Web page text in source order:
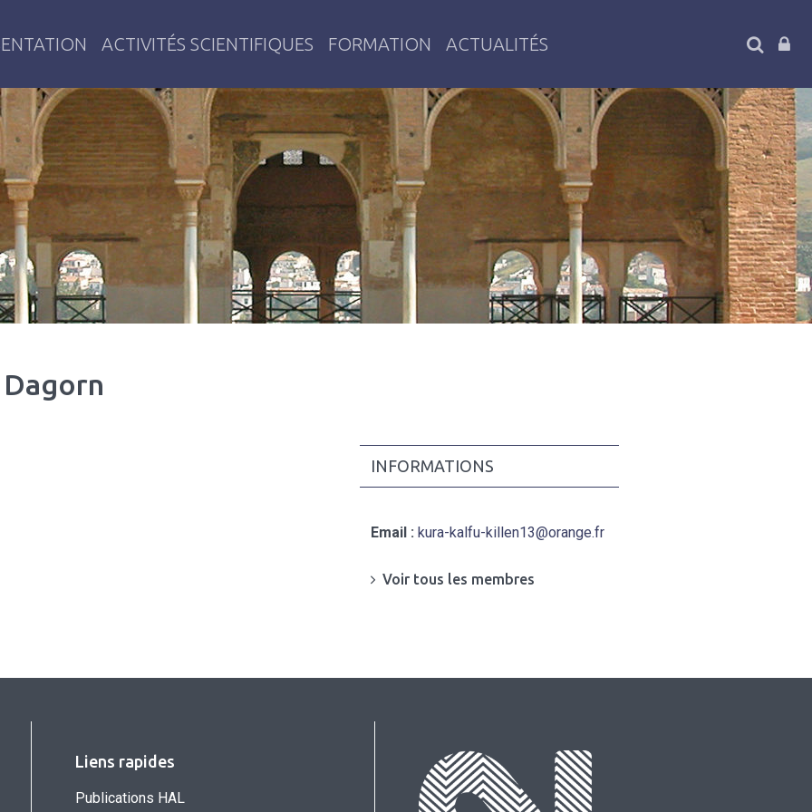
Identités, Territoires
ACTIVITÉS SCIENTIFIQUES FORMATION ACTUALITÉS
INFORMATIONS
Email : kura-kalfu-killen13@orange.fr
Voir tous les membres
Liens rapides
Publications HAL